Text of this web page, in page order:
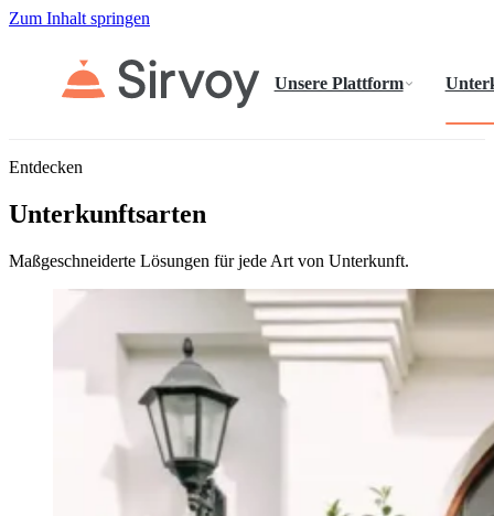
Zum Inhalt springen
Unsere Plattform
Entdecken
Unterkunftsarten
Maßgeschneiderte Lösungen für jede Art von Unterkunft.